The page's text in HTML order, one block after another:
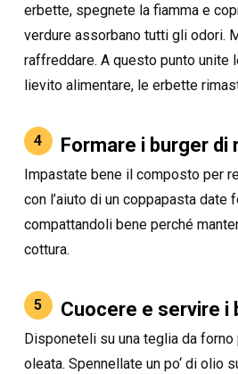
erbette, spegnete la fiamma e
verdure assorbano tutti gli odori.
raffreddare. A questo punto unite
lievito alimentare, le erbette
4 Formare i burger di
Impastate bene il composto per
con l’aiuto di un coppapasta date
compattandoli bene perché
cottura.
5 Cuocere e servire i
Disponeteli su una teglia da
oleata. Spennellate un po‘ di olio